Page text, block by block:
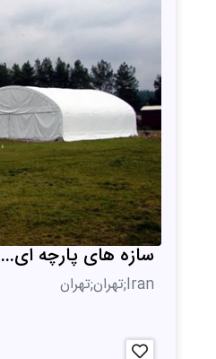
سازه های پارچه ای...
Iran;تهران;تهران